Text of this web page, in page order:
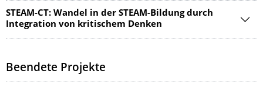
STEAM-CT: Wandel in der STEAM-Bildung durch
Integration von kritischem Denken
Beendete Projekte